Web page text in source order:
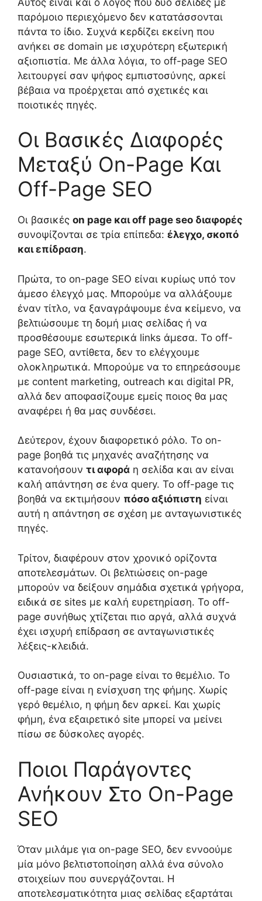
παρόμοιο περιεχόμενο δεν κατατάσσονται
πάντα το ίδιο. Συχνά κερδίζει εκείνη που
ανήκει σε domain με ισχυρότερη εξωτερική
αξιοπιστία. Με άλλα λόγια, το off-page SEO
λειτουργεί σαν ψήφος εμπιστοσύνης, αρκεί
βέβαια να προέρχεται από σχετικές και
ποιοτικές πηγές.
Οι Βασικές Διαφορές
Μεταξύ On-Page Και
Off-Page SEO
Οι βασικές on page και off page seo διαφορές
συνοψίζονται σε τρία επίπεδα: έλεγχο, σκοπό
και επίδραση.
Πρώτα, το on-page SEO είναι κυρίως υπό τον
άμεσο έλεγχό μας. Μπορούμε να αλλάξουμε
έναν τίτλο, να ξαναγράψουμε ένα κείμενο, να
βελτιώσουμε τη δομή μιας σελίδας ή να
προσθέσουμε εσωτερικά links άμεσα. Το off-
page SEO, αντίθετα, δεν το ελέγχουμε
ολοκληρωτικά. Μπορούμε να το επηρεάσουμε
με content marketing, outreach και digital PR,
αλλά δεν αποφασίζουμε εμείς ποιος θα μας
αναφέρει ή θα μας συνδέσει.
Δεύτερον, έχουν διαφορετικό ρόλο. Το on-
page βοηθά τις μηχανές αναζήτησης να
κατανοήσουν τι αφορά η σελίδα και αν είναι
καλή απάντηση σε ένα query. Το off-page τις
βοηθά να εκτιμήσουν πόσο αξιόπιστη είναι
αυτή η απάντηση σε σχέση με ανταγωνιστικές
πηγές.
Τρίτον, διαφέρουν στον χρονικό ορίζοντα
αποτελεσμάτων. Οι βελτιώσεις on-page
μπορούν να δείξουν σημάδια σχετικά γρήγορα,
ειδικά σε sites με καλή ευρετηρίαση. Το off-
page συνήθως χτίζεται πιο αργά, αλλά συχνά
έχει ισχυρή επίδραση σε ανταγωνιστικές
λέξεις-κλειδιά.
Ουσιαστικά, το on-page είναι το θεμέλιο. Το
off-page είναι η ενίσχυση της φήμης. Χωρίς
γερό θεμέλιο, η φήμη δεν αρκεί. Και χωρίς
φήμη, ένα εξαιρετικό site μπορεί να μείνει
πίσω σε δύσκολες αγορές.
Ποιοι Παράγοντες
Ανήκουν Στο On-Page
SEO
Όταν μιλάμε για on-page SEO, δεν εννοούμε
μία μόνο βελτιστοποίηση αλλά ένα σύνολο
στοιχείων που συνεργάζονται. Η
αποτελεσματικότητα μιας σελίδας εξαρτάται